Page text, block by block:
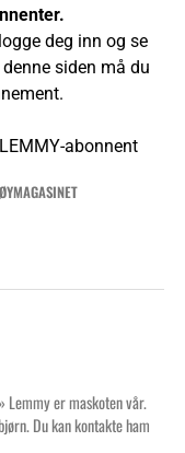
deg inn og se
siden må du
abonnent
Lemmy er maskoten vår.
Du kan kontakte ham